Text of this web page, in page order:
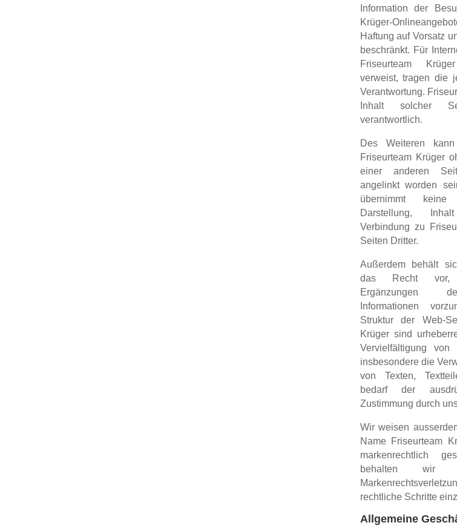
Information der
Krüger-
Haftung auf Vorsatz
beschränkt. Für
Friseurteam
verweist, tragen die
Verantwortung.
Inhalt solcher
verantwortlich.
Des Weiteren
Friseurteam Krüger
einer anderen
angelinkt worden
übernimmt keine
Darstellung,
Verbindung zu
Seiten Dritter.
Außerdem behält
das Recht vor,
Ergänzungen
Informationen
Struktur der Web-
Krüger sind
Vervielfältigung
insbesondere die
von Texten,
bedarf der
Zustimmung durch
Wir weisen
Name Friseurteam
markenrechtlich
behalten
rechtliche Schritte
Allgemeine